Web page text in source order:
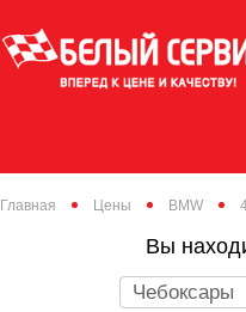
Главная Цены BMW
Вы
Чебоксары